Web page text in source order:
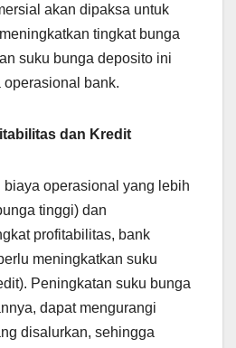
akan dipaksa untuk
tingkat bunga
suku bunga deposito ini
bank.
dan Kredit
operasional yang lebih
tinggi) dan
profitabilitas, bank
meningkatkan suku
Peningkatan suku bunga
dapat mengurangi
disalurkan, sehingga